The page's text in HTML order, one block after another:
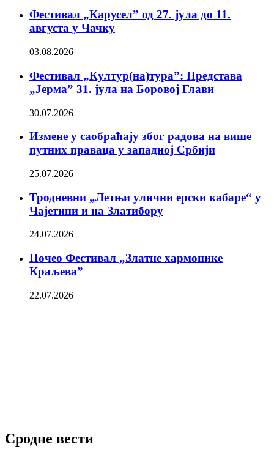
Фестивал „Карусел” од 27. јула до 11.
августа у Чачку
03.08.2026
Фестивал „Култур(на)тура”: Представа
„Јерма” 31. јула на Боровој Глави
30.07.2026
Измене у саобраћају због радова на више
путних праваца у западној Србији
25.07.2026
Тродневни „Летњи улични ерски кабаре“ у
Чајетини и на Златибору
24.07.2026
Почео Фестивал „Златне хармонике
Краљева”
22.07.2026
Сродне вести